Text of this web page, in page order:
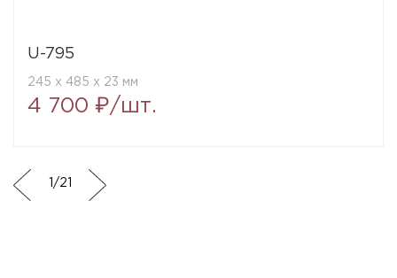
U-795
245 x 485 x 23 мм
4 700 ₽/шт.
/21